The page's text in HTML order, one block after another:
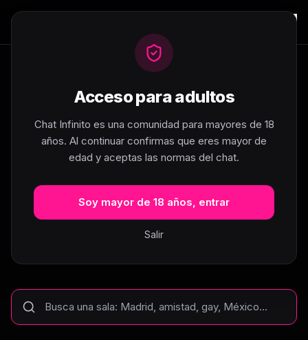
Acceso para adultos
Chat Infinito es una comunidad para mayores de 18
años. Al continuar confirmas que eres mayor de
edad y aceptas las normas del chat.
Soy mayor de 18 años, entrar
Salir
404
Esta sala no existe... pero hay
muchas más
La página que buscas no se ha encontrado.
Busca tu sala de chat o explora las categorías